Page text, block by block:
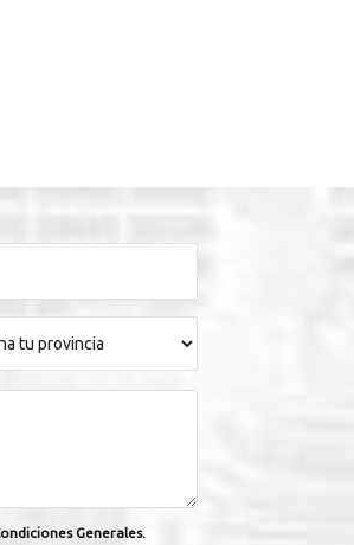
Generales.